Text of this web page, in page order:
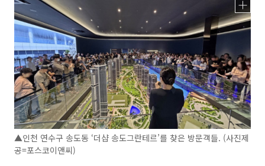
▲인천 연수구 송도동 ‘더샵 송도그란테르’를 찾은 방문객들. (사진제
공=포스코이앤씨)